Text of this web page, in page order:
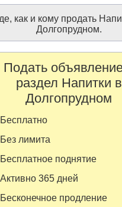
как и кому продать
Долгопрудном.
Подать
раздел Напитки в
Долгопрудном
Бесплатно
Без лимита
Бесплатное поднятие
Активно 365 дней
Бесконечное продление